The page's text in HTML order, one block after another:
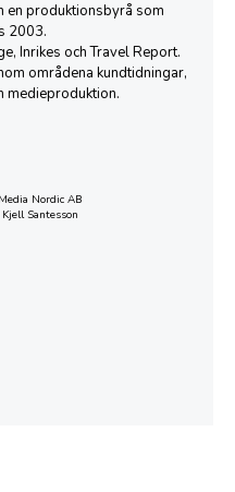
en produktionsbyrå som
2003.
Inrikes och Travel Report.
områdena kundtidningar,
medieproduktion.
Nordic AB
Santesson